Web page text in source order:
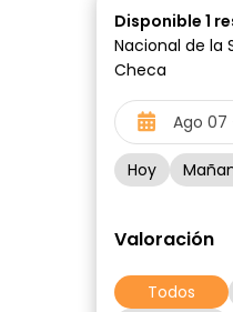
Disponible 1
Nacional de la
Checa
Hoy
Valoración
Todos